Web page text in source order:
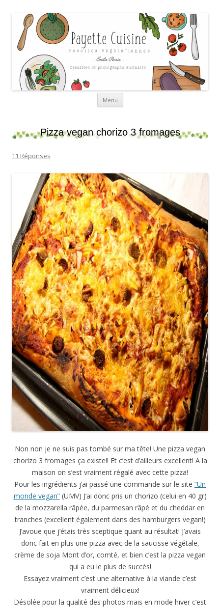
Payette cuisine
Menu Aller au contenu
Pizza vegan chorizo 3 fromages
11 Réponses
Non non je ne suis pas tombé sur ma tête! Une pizza vegan
chorizo 3 fromages ça existe!! Et c’est d’ailleurs excellent! A la
maison on s’est vraiment régalé avec cette pizza!
Pour les ingrédients j’ai passé une commande sur le site “Un
monde vegan”(UMV) J’ai donc pris un chorizo (celui en 40 gr)
de la mozzarella râpée, du parmesan râpé et du cheddar en
tranches (excellent également dans des hamburgers vegan!)
J’avoue que j’étais très sceptique quant au résultat! J’avais
donc fait en plus une pizza avec de la saucisse végétale,
crème de soja Mont d’or, comté, et bien c’est la pizza vegan
qui a eu le plus de succès!
Essayez vraiment c’est une alternative à la viande c’est
vraiment délicieux!
Désolée pour la qualité des photos mais en mode hiver c’est